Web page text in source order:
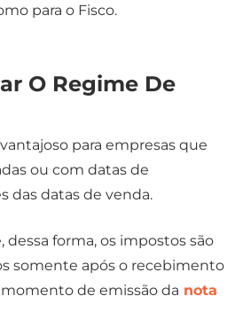
para o Fisco.
O Regime De
para empresas que
ou com datas de
das datas de venda.
dessa forma, os impostos são
somente após o recebimento
de emissão da nota